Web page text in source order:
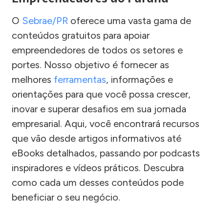
O Sebrae/PR oferece uma vasta gama de
conteúdos gratuitos para apoiar
empreendedores de todos os setores e
portes. Nosso objetivo é fornecer as
melhores ferramentas, informações e
orientações para que você possa crescer,
inovar e superar desafios em sua jornada
empresarial. Aqui, você encontrará recursos
que vão desde artigos informativos até
eBooks detalhados, passando por podcasts
inspiradores e vídeos práticos. Descubra
como cada um desses conteúdos pode
beneficiar o seu negócio.